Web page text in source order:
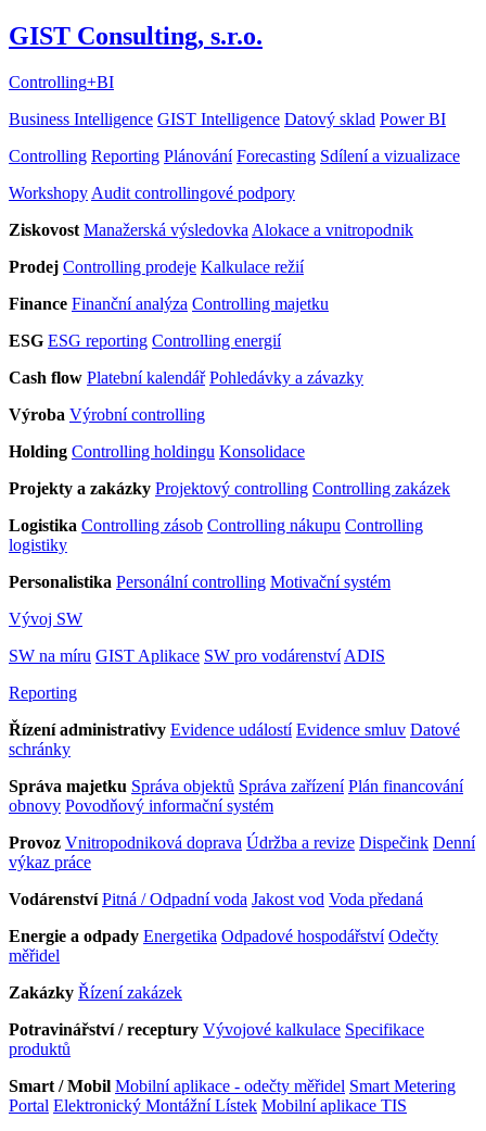
GIST Consulting, s.r.o.
Controlling+BI
Business Intelligence GIST Intelligence Datový sklad Power BI
Controlling Reporting Plánování Forecasting Sdílení a vizualizace
Workshopy Audit controllingové podpory
Ziskovost Manažerská výsledovka Alokace a vnitropodnik
Prodej Controlling prodeje Kalkulace režií
Finance Finanční analýza Controlling majetku
ESG ESG reporting Controlling energií
Cash flow Platební kalendář Pohledávky a závazky
Výroba Výrobní controlling
Holding Controlling holdingu Konsolidace
Projekty a zakázky Projektový controlling Controlling zakázek
Logistika Controlling zásob Controlling nákupu Controlling
logistiky
Personalistika Personální controlling Motivační systém
Vývoj SW
SW na míru GIST Aplikace SW pro vodárenství ADIS
Reporting
Řízení administrativy Evidence událostí Evidence smluv Datové
schránky
Správa majetku Správa objektů Správa zařízení Plán financování
obnovy Povodňový informační systém
Provoz Vnitropodniková doprava Údržba a revize Dispečink Denní
výkaz práce
Vodárenství Pitná / Odpadní voda Jakost vod Voda předaná
Energie a odpady Energetika Odpadové hospodářství Odečty
měřidel
Zakázky Řízení zakázek
Potravinářství / receptury Vývojové kalkulace Specifikace
produktů
Smart / Mobil Mobilní aplikace - odečty měřidel Smart Metering
Portal Elektronický Montážní Lístek Mobilní aplikace TIS